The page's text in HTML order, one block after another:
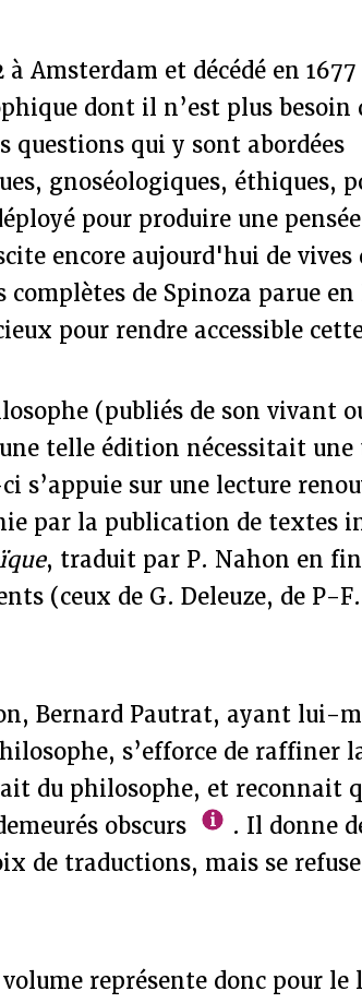
Amsterdam et décédé en
dont il n’est plus besoin
questions qui y sont abordées
gnoséologiques, éthiques,
pour produire une
encore aujourd'hui de vives
de Spinoza parue en
pour rendre accessible
(publiés de son vivant
telle édition nécessitait
s’appuie sur une lecture
par la publication de textes
, traduit par P. Nahon en
(ceux de G. Deleuze, de P-
Bernard Pautrat, ayant lui-
s’efforce de raffiner
du philosophe, et reconnait
obscurs
. Il donne
de traductions, mais se
représente donc pour